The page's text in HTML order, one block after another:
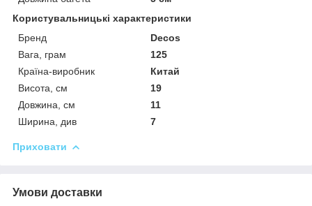
Користувальницькі характеристики
Бренд
Decos
Вага, грам
125
Країна-виробник
Китай
Висота, см
19
Довжина, см
11
Ширина, див
7
Приховати
Умови доставки